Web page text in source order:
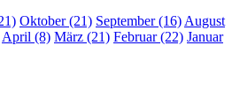
Oktober (21) September (16)August
April (8) März (21) Februar (22) Januar